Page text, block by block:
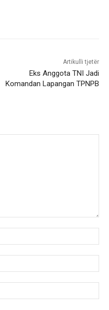
Artikulli tjetër
Eks Anggota TNI Jadi
Komandan Lapangan TPNPB